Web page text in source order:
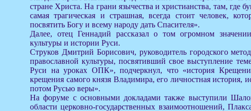
стране Христа. На грани язычества и христианства, там, где
самая трагическая и страшная, всегда стоит человек,
посвятить Богу и всему народу дать Спасителя».
Далее, отец Геннадий рассказал о том огромном
культуры и истории Руси.
Струков Дмитрий Борисович, руководитель городского
православной культуры, посвятивший свое выступление
Руси на уроках ОПК», подчеркнул, что «история
крещения самого князя Владимира, его личностная история,
потом Русью веры».
На форуме с основными докладами также выступили
области церковно-государственных взаимоотношений,